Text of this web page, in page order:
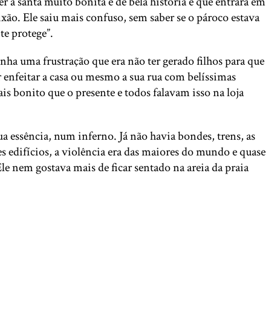
Ele saiu mais confuso, sem saber se o pároco estava
protege”.
uma frustração que era não ter gerado filhos para que
a casa ou mesmo a sua rua com belíssimas
bonito que o presente e todos falavam isso na loja
essência, num inferno. Já não havia bondes, trens, as
edifícios, a violência era das maiores do mundo e quase
nem gostava mais de ficar sentado na areia da praia